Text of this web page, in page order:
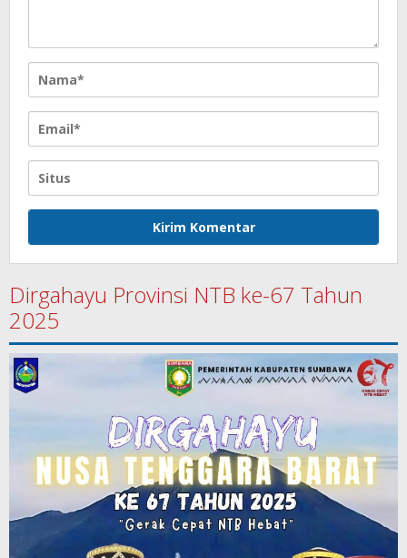
Dirgahayu Provinsi NTB ke-67 Tahun
2025